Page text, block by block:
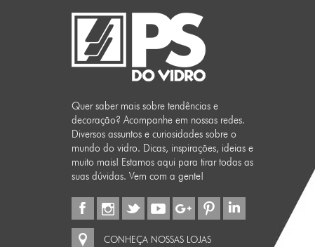
Quer saber mais sobre tendências e
decoração? Acompanhe em nossas redes.
Diversos assuntos e curiosidades sobre o
mundo do vidro. Dicas, inspirações, ideias e
muito mais! Estamos aqui para tirar todas as
suas dúvidas. Vem com a gente!
CONHEÇA NOSSAS LOJAS